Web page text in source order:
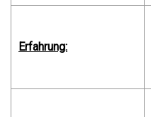
Erfahrung: